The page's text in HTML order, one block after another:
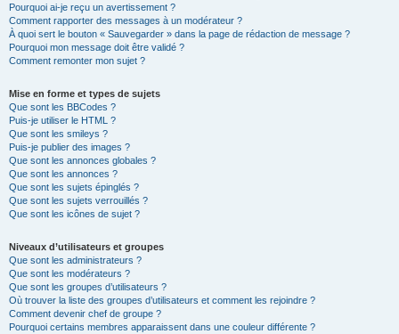
Pourquoi ai-je reçu un avertissement ?
Comment rapporter des messages à un modérateur ?
À quoi sert le bouton « Sauvegarder » dans la page de rédaction de message ?
Pourquoi mon message doit être validé ?
Comment remonter mon sujet ?
Mise en forme et types de sujets
Que sont les BBCodes ?
Puis-je utiliser le HTML ?
Que sont les smileys ?
Puis-je publier des images ?
Que sont les annonces globales ?
Que sont les annonces ?
Que sont les sujets épinglés ?
Que sont les sujets verrouillés ?
Que sont les icônes de sujet ?
Niveaux d’utilisateurs et groupes
Que sont les administrateurs ?
Que sont les modérateurs ?
Que sont les groupes d’utilisateurs ?
Où trouver la liste des groupes d’utilisateurs et comment les rejoindre ?
Comment devenir chef de groupe ?
Pourquoi certains membres apparaissent dans une couleur différente ?